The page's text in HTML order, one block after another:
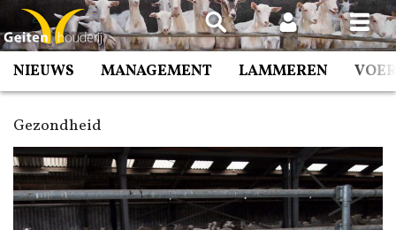
Spring
naar
inhoud
NIEUWS MANAGEMENT LAMMEREN
Gezondheid